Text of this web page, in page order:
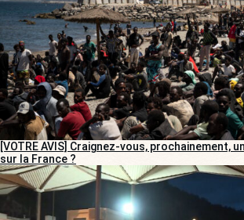
[VOTRE AVIS] Craignez-vous, prochainement,
sur la France ?